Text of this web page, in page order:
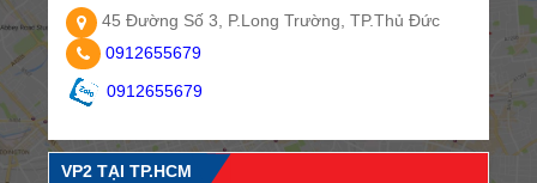
45 Đường Số 3, P.Long Trường, TP.Thủ Đức
0912655679
0912655679
VP2 TẠI TP.HCM